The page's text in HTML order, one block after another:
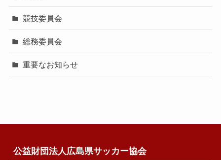
競技委員会
総務委員会
重要なお知らせ
公益財団法人広島県サッカー協会